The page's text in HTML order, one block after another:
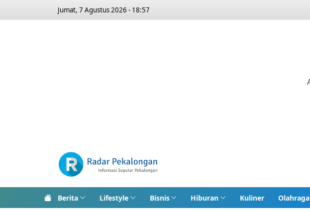
Jumat, 7 Agustus 2026 - 18:57
Berita Lifestyle Bisnis Hiburan Kuliner Olahraga